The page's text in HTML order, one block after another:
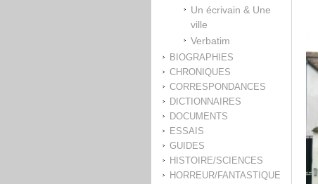
Un écrivain & Une
ville
Verbatim
BIOGRAPHIES
CHRONIQUES
CORRESPONDANCES
DICTIONNAIRES
DOCUMENTS
ESSAIS
GUIDES
HISTOIRE/SCIENCES
HORREUR/FANTASTIQUE